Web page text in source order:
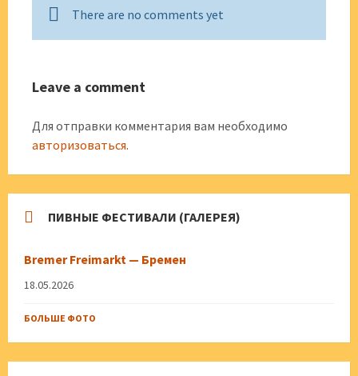
There are no comments yet
Leave a comment
Для отправки комментария вам необходимо
авторизоваться.
ПИВНЫЕ ФЕСТИВАЛИ (ГАЛЕРЕЯ)
Bremer Freimarkt — Бремен
18.05.2026
БОЛЬШЕ ФОТО